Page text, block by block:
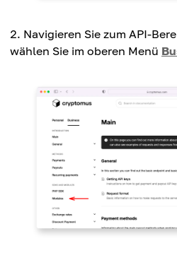
Navigieren Sie zum API-
wählen Sie im oberen Menü